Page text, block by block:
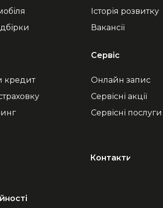
Контакти
Онлайн запис
Сервісні послуги
Сервісні акції
Сервіс
Історія розвитку
Вакансії
кредит